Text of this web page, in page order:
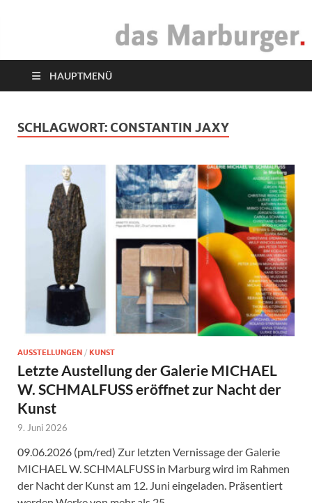
das Marburger.
HAUPTMENÜ
SCHLAGWORT: CONSTANTIN JAXY
AUSSTELLUNGEN / KUNST
Letzte Austellung der Galerie MICHAEL
W. SCHMALFUSS eröffnet zur Nacht der
Kunst
9. Juni 2026
09.06.2026 (pm/red) Zur letzten Vernissage der Galerie
MICHAEL W. SCHMALFUSS in Marburg wird im Rahmen
der Nacht der Kunst am 12. Juni eingeladen. Präsentiert